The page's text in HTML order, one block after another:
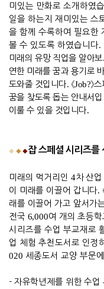
미있는 만화로 소개하였
일을 하는지 재미있는 스
을 함께 수록하여 필요한
볼 수 있도록 하였습니다.
미래의 유망 직업을 알아
연한 미래를 꿈과 용기로
도와줄 것입니다. 《Job?》스
꿈을 찾도록 돕는 안내서
이룰 수 있을 것입니다.
◆ ◆ ◆잡 스페셜 시리즈를
미래의 먹거리인 4차 산업
이 미래를 이끌어 갑니다.
래를 이끌어 가고 앞서가
전국 6,000여 개의 초등학
시리즈를 수업 부교재로
업 체험 추천도서로 인정
020 세종도서 교양 부문
- 자유학년제를 위한 수업